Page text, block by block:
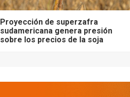
Proyección de superzafra
sudamericana genera presión
sobre los precios de la soja